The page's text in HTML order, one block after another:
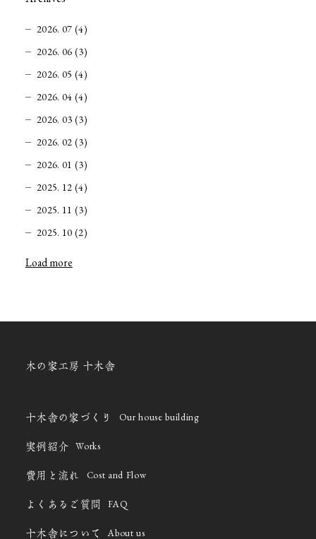
2026. 07 (4)
2026. 06 (3)
2026. 05 (4)
2026. 04 (4)
2026. 03 (3)
2026. 02 (3)
2026. 01 (3)
2025. 12 (4)
2025. 11 (3)
2025. 10 (2)
Load more
木の家工房 十木舎
十木舎の家づくり Our house building
実例紹介 Works
費用と流れ Cost and Flow
よくあるご質問 FAQ
十木舎について About us